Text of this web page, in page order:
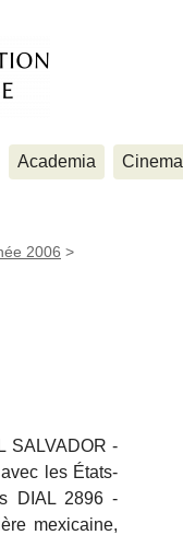
Academia Cinema
2006 >
SALVADOR -
les États-
DIAL 2896 -
mexicaine,